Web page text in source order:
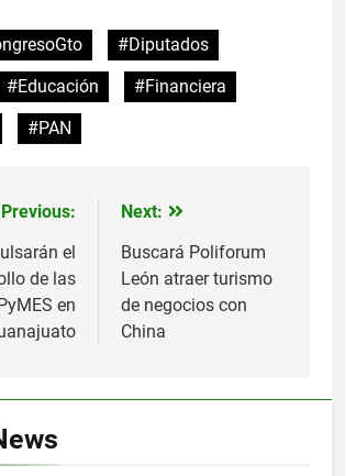
#Diputados
#Educación
#Financiera
#PAN
Previous:
el
de las
en
Next:
Buscará Poliforum
León atraer turismo
de negocios con
China